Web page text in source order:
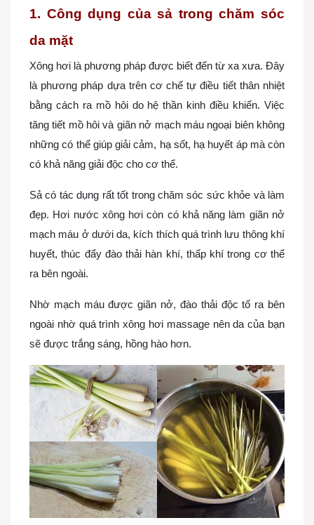
1. Công dụng của sả trong chăm sóc
da mặt
Xông hơi là phương pháp được biết đến từ xa xưa. Đây
là phương pháp dựa trên cơ chế tự điều tiết thân nhiệt
bằng cách ra mồ hôi do hệ thần kinh điều khiển. Việc
tăng tiết mồ hôi và giãn nở mạch máu ngoại biên không
những có thể giúp giải cảm, hạ sốt, hạ huyết áp mà còn
có khả năng giải độc cho cơ thể.
Sả có tác dụng rất tốt trong chăm sóc sức khỏe và làm
đẹp. Hơi nước xông hơi còn có khả năng làm giãn nở
mạch máu ở dưới da, kích thích quá trình lưu thông khí
huyết, thúc đẩy đào thải hàn khí, thấp khí trong cơ thể
ra bên ngoài.
Nhờ mạch máu được giãn nở, đào thải độc tố ra bên
ngoài nhờ quá trình xông hơi massage nên da của bạn
sẽ được trắng sáng, hồng hào hơn.